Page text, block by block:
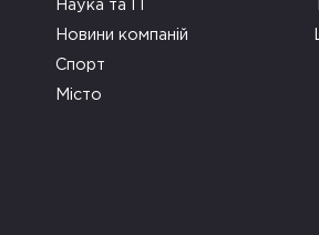
Наука та ІТ
Новини компаній
Спорт
Місто